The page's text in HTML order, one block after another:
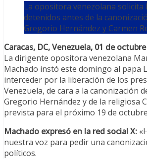
La opositora venezolana solicita
detenidos antes de la
Gregorio Hernández y Carmen
Caracas, DC, Venezuela, 01 de
La dirigente opositora venezolana
Machado instó este domingo al papa
interceder por la liberación de los
Venezuela, de cara a la canonización
Gregorio Hernández y de la religiosa
prevista para el próximo 19 de
Machado expresó en la red social X:
nuestra voz para pedir una
políticos.